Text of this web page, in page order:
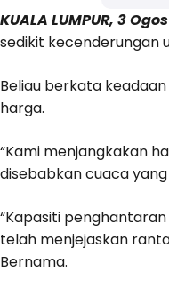
KUALA LUMPUR, 3
sedikit kecenderungan
Beliau berkata
harga.
“Kami menjangkakan
disebabkan cuaca
“Kapasiti
telah menjejaskan
Bernama.